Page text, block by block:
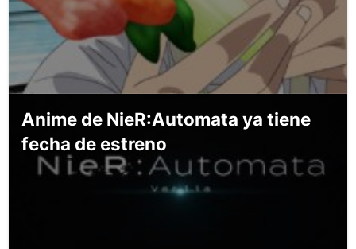
Anime de NieR:Automata ya tiene
fecha de estreno